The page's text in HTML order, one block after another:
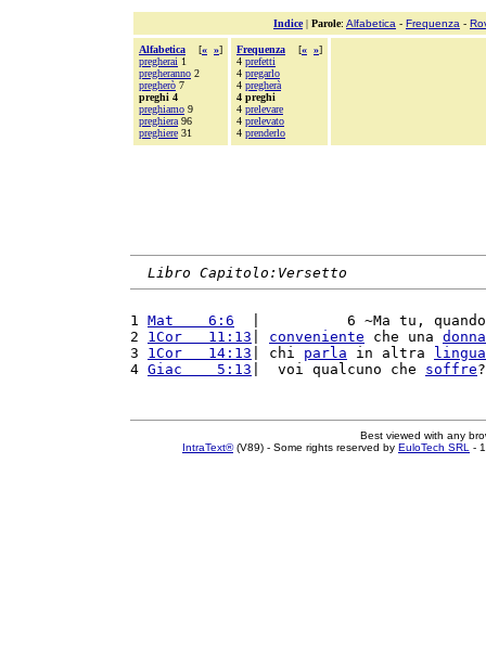
Indice| Parole: Alfabetica - Frequenza -
Alfabetica [« »]
pregherai 1
pregheranno 2
pregherò 7
preghi 4
preghiamo 9
preghiera 96
preghiere 31
Frequenza [« »]
4 prefetti
4 pregarlo
4 pregherà
4 preghi
4 prelevare
4 prelevato
4 prenderlo
Libro Capitolo:Versetto
1 Mat    6:6
|          6 ~Ma tu,
2 1Cor   11:13 conveniente che una donna
3 1Cor   14:13 | chi parla in altra
lingua
4 Giac    5:13 |  voi qualcuno che soffre
Best viewed with any
IntraText®(V89) - Some rights reserved by EuloTech SRL -